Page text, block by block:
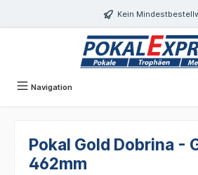
Kein
Navigation
Pokal Gold Dobrina -
462mm